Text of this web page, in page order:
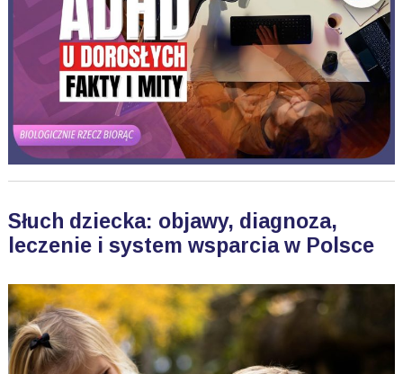
Słuch dziecka: objawy, diagnoza,
leczenie i system wsparcia w Polsce